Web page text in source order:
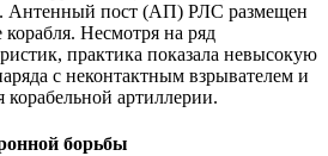
Антенный пост (АП) РЛС размещен
Несмотря на ряд
практика показала невысокую
с неконтактным взрывателем и
корабельной артиллерии.
борьбы